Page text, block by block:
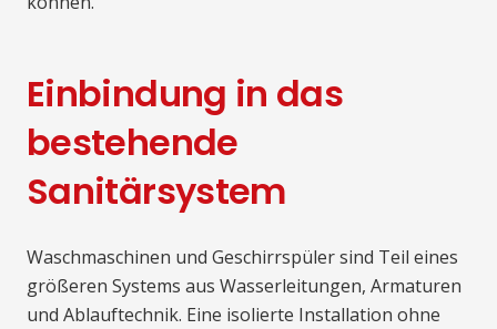
Einbindung in das
bestehende
Sanitärsystem
Waschmaschinen und Geschirrspüler sind Teil eines
größeren Systems aus Wasserleitungen, Armaturen
und Ablauftechnik. Eine isolierte Installation ohne